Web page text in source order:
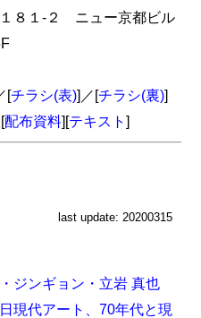
８１-２ ニュー京都ビル
[チラシ(表)]／[チラシ(裏)]
配布資料][テキスト ]
last update: 20200315
ジンギョン・ 立岩 真也
現代アート、70年代と現